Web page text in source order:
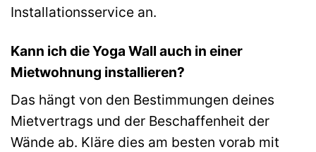
Installationsservice an.
Kann ich die Yoga Wall auch in einer
Mietwohnung installieren?
Das hängt von den Bestimmungen deines
Mietvertrags und der Beschaffenheit der
Wände ab. Kläre dies am besten vorab mit